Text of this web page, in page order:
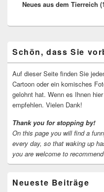
Beitrag:
Neues aus dem Tierreich
Seitenleisten-
Widgetbereich
Schön, dass Sie
Auf dieser Seite finden Sie
Cartoon oder ein komisches
gelohnt hat. Wenn es Ihnen
empfehlen. Vielen Dank!
Thank you for stopping by!
On this page you will find a
every day, so that waking up
you are welcome to
Neueste Beiträge